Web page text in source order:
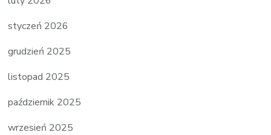
styczeń 2026
grudzień 2025
listopad 2025
październik 2025
wrzesień 2025